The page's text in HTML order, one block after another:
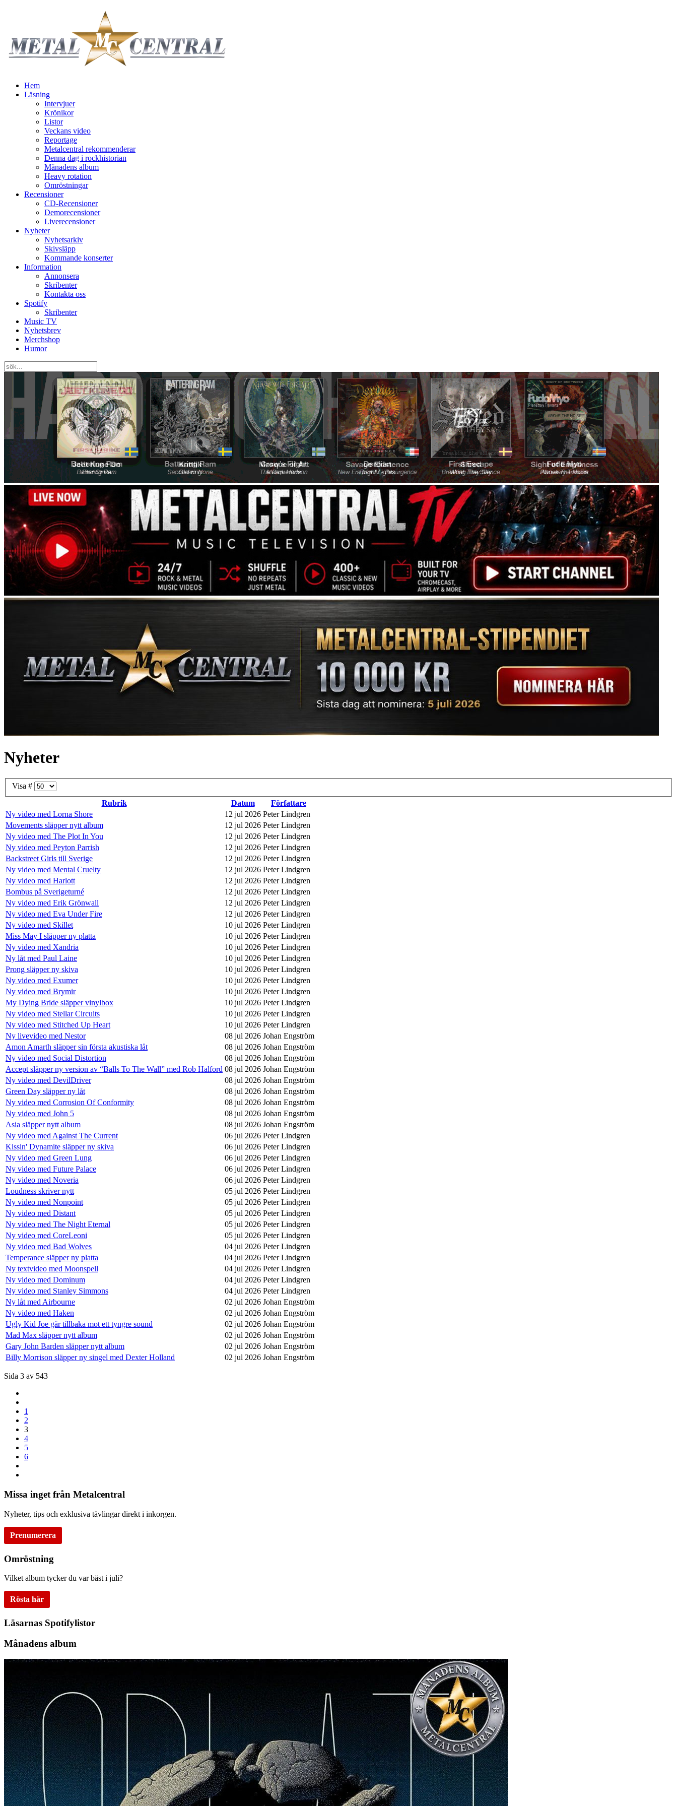
Hem
Läsning
Intervjuer
Krönikor
Listor
Veckans video
Reportage
Metalcentral rekommenderar
Denna dag i rockhistorian
Månadens album
Heavy rotation
Omröstningar
Recensioner
CD-Recensioner
Demorecensioner
Liverecensioner
Nyheter
Nyhetsarkiv
Skivsläpp
Kommande konserter
Information
Annonsera
Skribenter
Kontakta oss
Spotify
Skribenter
Music TV
Nyhetsbrev
Merchshop
Humor
Nyheter
Visa #
Rubrik
Datum
Författare
Ny video med Lorna Shore
12 jul 2026 Peter Lindgren
Movements släpper nytt album
12 jul 2026 Peter Lindgren
Ny video med The Plot In You
12 jul 2026 Peter Lindgren
Ny video med Peyton Parrish
12 jul 2026 Peter Lindgren
Backstreet Girls till Sverige
12 jul 2026 Peter Lindgren
Ny video med Mental Cruelty
12 jul 2026 Peter Lindgren
Ny video med Harlott
12 jul 2026 Peter Lindgren
Bombus på Sverigeturné
12 jul 2026 Peter Lindgren
Ny video med Erik Grönwall
12 jul 2026 Peter Lindgren
Ny video med Eva Under Fire
12 jul 2026 Peter Lindgren
Ny video med Skillet
10 jul 2026 Peter Lindgren
Miss May I släpper ny platta
10 jul 2026 Peter Lindgren
Ny video med Xandria
10 jul 2026 Peter Lindgren
Ny låt med Paul Laine
10 jul 2026 Peter Lindgren
Prong släpper ny skiva
10 jul 2026 Peter Lindgren
Ny video med Exumer
10 jul 2026 Peter Lindgren
Ny video med Brymir
10 jul 2026 Peter Lindgren
My Dying Bride släpper vinylbox
10 jul 2026 Peter Lindgren
Ny video med Stellar Circuits
10 jul 2026 Peter Lindgren
Ny video med Stitched Up Heart
10 jul 2026 Peter Lindgren
Ny livevideo med Nestor
08 jul 2026 Johan Engström
Amon Amarth släpper sin första akustiska låt
08 jul 2026 Johan Engström
Ny video med Social Distortion
08 jul 2026 Johan Engström
Accept släpper ny version av “Balls To The Wall” med Rob Halford 08 jul 2026 Johan Engström
Ny video med DevilDriver
08 jul 2026 Johan Engström
Green Day släpper ny låt
08 jul 2026 Johan Engström
Ny video med Corrosion Of Conformity
08 jul 2026 Johan Engström
Ny video med John 5
08 jul 2026 Johan Engström
Asia släpper nytt album
08 jul 2026 Johan Engström
Ny video med Against The Current
06 jul 2026 Peter Lindgren
Kissin' Dynamite släpper ny skiva
06 jul 2026 Peter Lindgren
Ny video med Green Lung
06 jul 2026 Peter Lindgren
Ny video med Future Palace
06 jul 2026 Peter Lindgren
Ny video med Noveria
06 jul 2026 Peter Lindgren
Loudness skriver nytt
05 jul 2026 Peter Lindgren
Ny video med Nonpoint
05 jul 2026 Peter Lindgren
Ny video med Distant
05 jul 2026 Peter Lindgren
Ny video med The Night Eternal
05 jul 2026 Peter Lindgren
Ny video med CoreLeoni
05 jul 2026 Peter Lindgren
Ny video med Bad Wolves
04 jul 2026 Peter Lindgren
Temperance släpper ny platta
04 jul 2026 Peter Lindgren
Ny textvideo med Moonspell
04 jul 2026 Peter Lindgren
Ny video med Dominum
04 jul 2026 Peter Lindgren
Ny video med Stanley Simmons
04 jul 2026 Peter Lindgren
Ny låt med Airbourne
02 jul 2026 Johan Engström
Ny video med Haken
02 jul 2026 Johan Engström
Ugly Kid Joe går tillbaka mot ett tyngre sound
02 jul 2026 Johan Engström
Mad Max släpper nytt album
02 jul 2026 Johan Engström
Gary John Barden släpper nytt album
02 jul 2026 Johan Engström
Billy Morrison släpper ny singel med Dexter Holland
02 jul 2026 Johan Engström
Sida 3 av 543
1
2
3
4
5
6
Missa inget från Metalcentral
Nyheter, tips och exklusiva tävlingar direkt i inkorgen.
Prenumerera
Omröstning
Vilket album tycker du var bäst i juli?
Rösta här
Läsarnas Spotifylistor
Månadens album